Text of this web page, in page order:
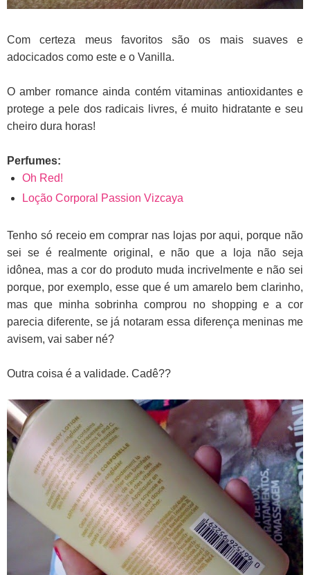
Com certeza meus favoritos são os mais suaves e
adocicados como este e o Vanilla.
O amber romance ainda contém vitaminas antioxidantes e
protege a pele dos radicais livres, é muito hidratante e seu
cheiro dura horas!
Perfumes:
Oh Red!
Loção Corporal Passion Vizcaya
Tenho só receio em comprar nas lojas por aqui, porque não
sei se é realmente original, e não que a loja não seja
idônea, mas a cor do produto muda incrivelmente e não sei
porque, por exemplo, esse que é um amarelo bem clarinho,
mas que minha sobrinha comprou no shopping e a cor
parecia diferente, se já notaram essa diferença meninas me
avisem, vai saber né?
Outra coisa é a validade. Cadê??